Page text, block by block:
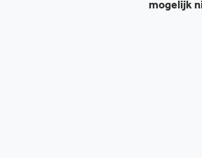
mogelijk